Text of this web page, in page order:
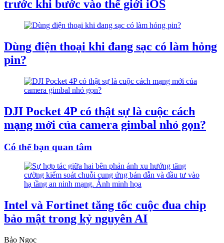
trước khi bước vào thế giới iOS
Dùng điện thoại khi đang sạc có làm hỏng
pin?
DJI Pocket 4P có thật sự là cuộc cách
mạng mới của camera gimbal nhỏ gọn?
Có thể bạn quan tâm
Intel và Fortinet tăng tốc cuộc đua chip
bảo mật trong kỷ nguyên AI
Bảo Ngọc